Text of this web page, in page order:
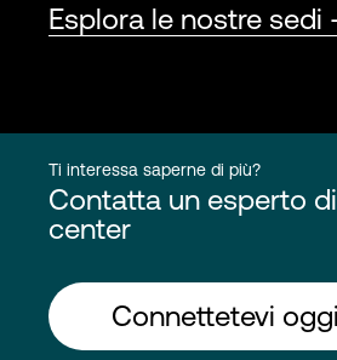
Esplora le nostre sedi
Ti interessa saperne di più?
Contatta un esperto
center
Connettetevi